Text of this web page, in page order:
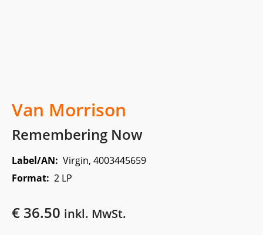
Van Morrison
Remembering Now
Label/AN: Virgin, 4003445659
Format: 2 LP
€ 36.50 inkl. MwSt.